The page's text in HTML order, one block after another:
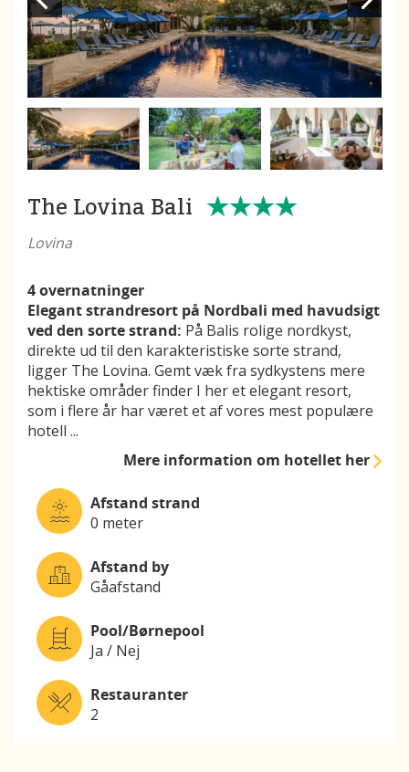
The Lovina Bali
Lovina
4 overnatninger
Elegant strandresort på Nordbali med havudsigt
ved den sorte strand: På Balis rolige nordkyst,
direkte ud til den karakteristiske sorte strand,
ligger The Lovina. Gemt væk fra sydkystens mere
hektiske områder finder I her et elegant resort,
som i flere år har været et af vores mest populære
hotell ...
Mere informationom hotellet her
Afstand strand
0 meter
Afstand by
Gåafstand
Pool/Børnepool
Ja / Nej
Restauranter
2